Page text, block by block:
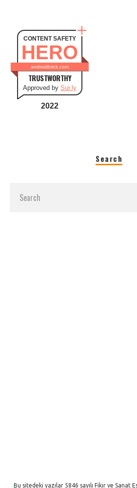
CONTENT SAFETY
HERO
androidbrick.com
TRUSTWORTHY
Approved by Sur.ly
2022
Search
Bu sitedeki yazılar 5846 sayılı Fikir ve Sanat